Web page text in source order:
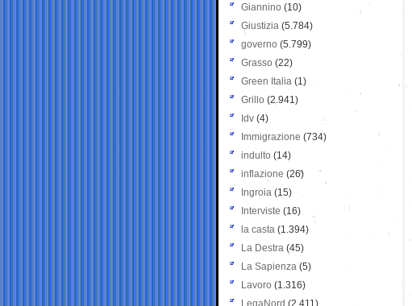
Giannino (10)
Giustizia (5.784)
governo (5.799)
Grasso (22)
Green Italia (1)
Grillo (2.941)
Idv (4)
Immigrazione (734)
indulto (14)
inflazione (26)
Ingroia (15)
Interviste (16)
la casta (1.394)
La Destra (45)
La Sapienza (5)
Lavoro (1.316)
LegaNord (2.411)